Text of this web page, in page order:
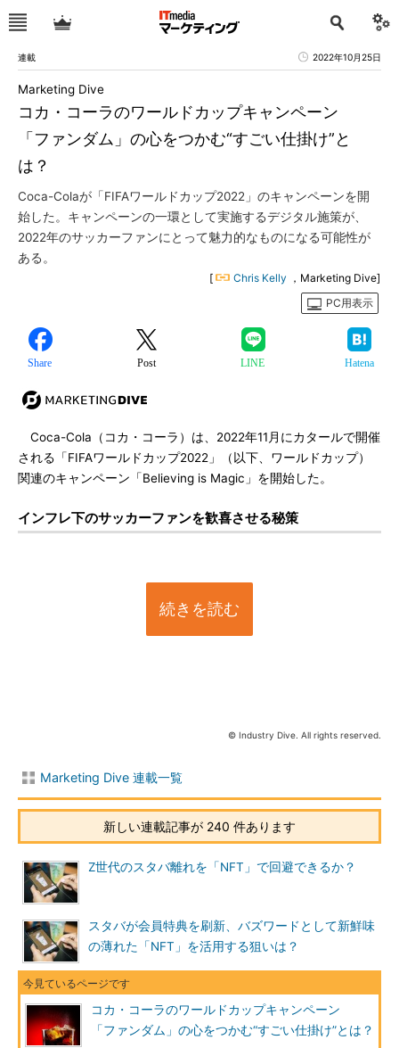
連載 2022年10月25日
コカ・コーラのワールドカップキャンペーン
「ファンダム」の心をつかむ“すごい仕掛け”と
は？
Marketing Dive
Coca-Colaが「FIFAワールドカップ2022」のキャンペーンを開
始した。キャンペーンの一環として実施するデジタル施策が、
2022年のサッカーファンにとって魅力的なものになる可能性が
ある。
[ Chris Kelly ，Marketing Dive]
PC用表示
Share Post LINE Hatena
Coca-Cola（コカ・コーラ）は、2022年11月にカタールで開催
される「FIFAワールドカップ2022」（以下、ワールドカップ）
関連のキャンペーン「Believing is Magic」を開始した。
インフレ下のサッカーファンを歓喜させる秘策
続きを読む
© Industry Dive. All rights reserved.
Marketing Dive 連載一覧
新しい連載記事が 240 件あります
Z世代のスタバ離れを「NFT」で回避できるか？
スタバが会員特典を刷新、バズワードとして新鮮味
の薄れた「NFT」を活用する狙いは？
コカ・コーラのワールドカップキャンペーン
「ファンダム」の心をつかむ“すごい仕掛け”とは？